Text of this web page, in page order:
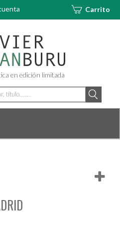
Carrito
en edición limitada